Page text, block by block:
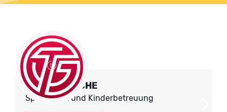
FACHBEREICHE
Spiel, Sport und Kinderbetreuung